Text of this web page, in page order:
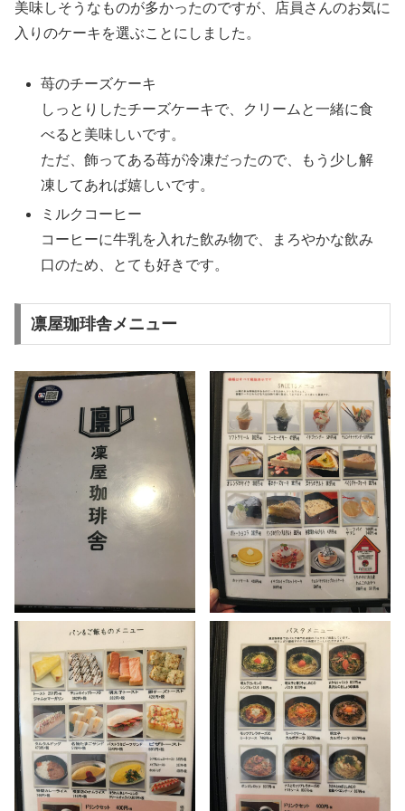
美味しそうなものが多かったのですが、店員さんのお気に
入りのケーキを選ぶことにしました。
苺のチーズケーキ
しっとりしたチーズケーキで、クリームと一緒に食
べると美味しいです。
ただ、飾ってある苺が冷凍だったので、もう少し解
凍してあれば嬉しいです。
ミルクコーヒー
コーヒーに牛乳を入れた飲み物で、まろやかな飲み
口のため、とても好きです。
凛屋珈琲舎メニュー